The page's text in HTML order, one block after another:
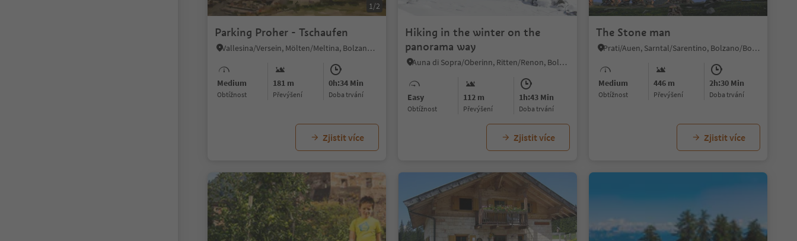
1/2
Parking Proher - Tschaufen
Vallesina/Versein, Mölten/Meltina, Bolzano/Bozen and environs
Medium
Obtížnost
181 m
Převýšení
0h:34 Min
doba trvání
Zjistit více
Hiking in the winter on the
panorama way
Auna di Sopra/Oberinn, Ritten/Renon, Bolzano/Bozen and environs
Easy
Obtížnost
112 m
Převýšení
1h:43 Min
doba trvání
Zjistit více
The Stone man
Prati/Auen, Sarntal/Sarentino, Bolzano/Bozen and environs
Medium
Obtížnost
446 m
Převýšení
2h:30 Min
doba trvání
Zjistit více